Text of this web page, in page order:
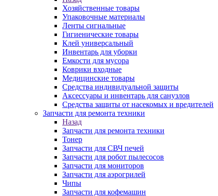
Хозяйственные товары
Упаковочные материалы
Ленты сигнальные
Гигиенические товары
Клей универсальный
Инвентарь для уборки
Емкости для мусора
Коврики входные
Медицинские товары
Средства индивидуальной защиты
Аксессуары и инвентарь для санузлов
Средства защиты от насекомых и вредителей
Запчасти для ремонта техники
Назад
Запчасти для ремонта техники
Тонер
Запчасти для СВЧ печей
Запчасти для робот пылесосов
Запчасти для мониторов
Запчасти для аэрогрилей
Чипы
Запчасти для кофемашин